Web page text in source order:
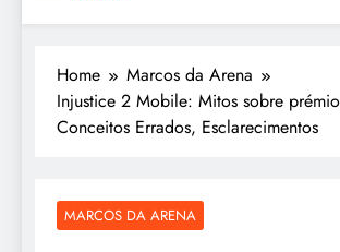
Home
Marcos da Arena
Injustice 2 Mobile: Mitos sobre
Conceitos Errados, Esclarecimentos
MARCOS DA ARENA